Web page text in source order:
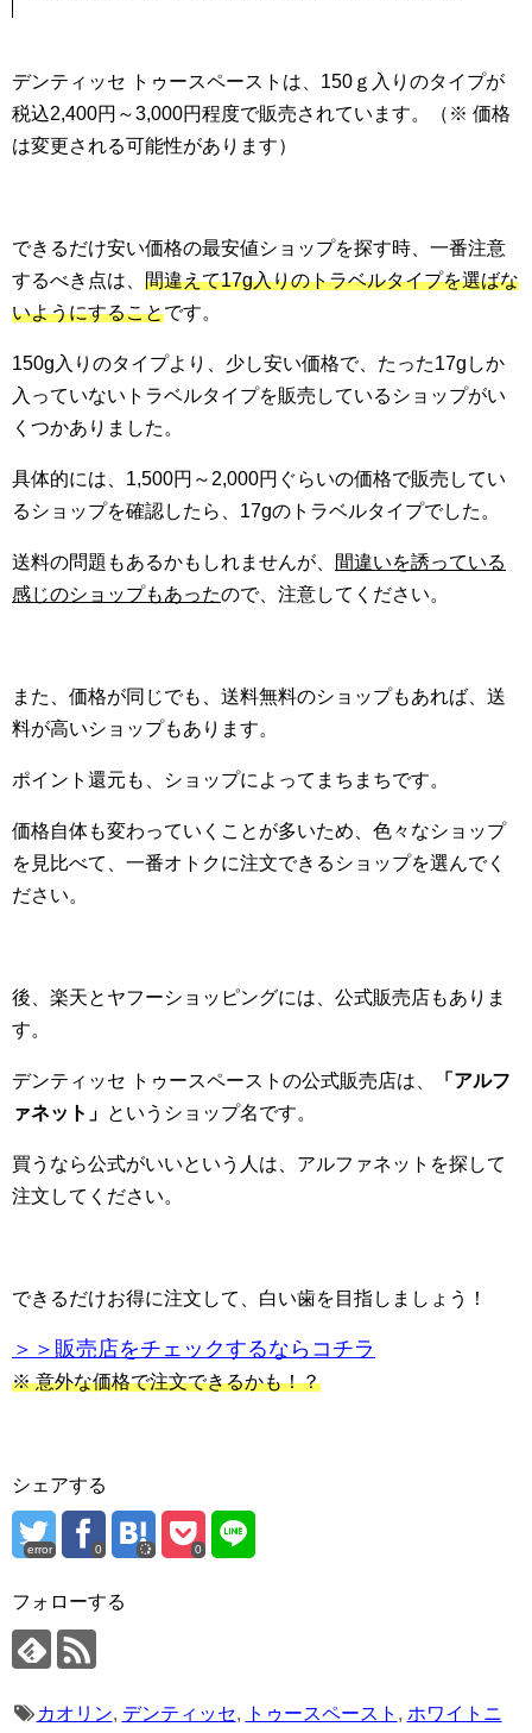
デンティッセ トゥースペーストは、150ｇ入りのタイプが
税込2,400円～3,000円程度で販売されています。（※ 価格
は変更される可能性があります）
できるだけ安い価格の最安値ショップを探す時、一番注意
するべき点は、 間違えて17g入りのトラベルタイプを選ばな
いようにすることです。
150g入りのタイプより、少し安い価格で、たった17gしか
入っていないトラベルタイプを販売しているショップがい
くつかありました。
具体的には、1,500円～2,000円ぐらいの価格で販売してい
るショップを確認したら、17gのトラベルタイプでした。
送料の問題もあるかもしれませんが、
間違いを誘っている
感じのショップもあったので、注意してください。
また、価格が同じでも、送料無料のショップもあれば、送
料が高いショップもあります。
ポイント還元も、ショップによってまちまちです。
価格自体も変わっていくことが多いため、色々なショップ
を見比べて、一番オトクに注文できるショップを選んでく
ださい。
後、楽天とヤフーショッピングには、公式販売店もありま
す。
デンティッセ トゥースペーストの公式販売店は、
「アルフ
ァネット」 というショップ名です。
買うなら公式がいいという人は、アルファネットを探して
注文してください。
できるだけお得に注文して、白い歯を目指しましょう！
＞＞販売店をチェックするならコチラ
※ 意外な価格で注文できるかも！？
シェアする
error 0 0
フォローする
カオリン, デンティッセ, トゥースペースト , ホワイトニ